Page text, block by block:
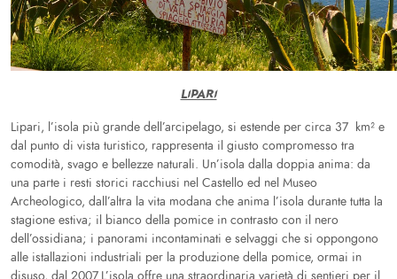
LIPARI
Lipari, l’isola più grande dell’arcipelago, si estende per circa 37 km² e
dal punto di vista turistico, rappresenta il giusto compromesso tra
comodità, svago e bellezze naturali. Un’isola dalla doppia anima: da
una parte i resti storici racchiusi nel Castello ed nel Museo
Archeologico, dall’altra la vita modana che anima l’isola durante tutta la
stagione estiva; il bianco della pomice in contrasto con il nero
dell’ossidiana; i panorami incontaminati e selvaggi che si oppongono
alle istallazioni industriali per la produzione della pomice, ormai in